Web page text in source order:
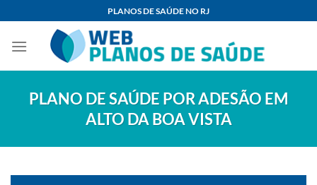
content
PLANOS DE SAÚDE NO RJ
PLANO DE SAÚDE POR ADESÃO EM
ALTO DA BOA VISTA